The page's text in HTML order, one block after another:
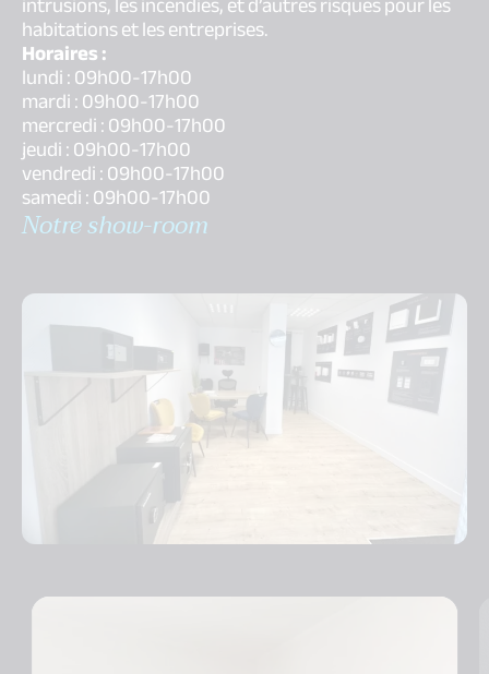
habitations et les entreprises.
Horaires :
lundi : 09h00-17h00
mardi : 09h00-17h00
mercredi : 09h00-17h00
jeudi : 09h00-17h00
vendredi : 09h00-17h00
samedi : 09h00-17h00
Notre show-room